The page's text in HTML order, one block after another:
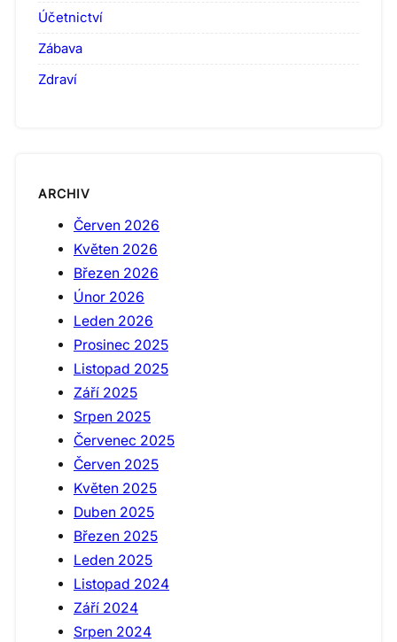
Účetnictví
Zábava
Zdraví
ARCHIV
Červen 2026
Květen 2026
Březen 2026
Únor 2026
Leden 2026
Prosinec 2025
Listopad 2025
Září 2025
Srpen 2025
Červenec 2025
Červen 2025
Květen 2025
Duben 2025
Březen 2025
Leden 2025
Listopad 2024
Září 2024
Srpen 2024